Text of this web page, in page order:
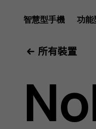
3.2
智慧型手機 功能
所有裝置